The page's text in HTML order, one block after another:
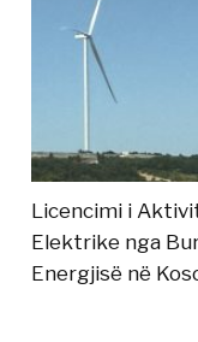
Licencimi i
Elektrike nga
Energjisë në